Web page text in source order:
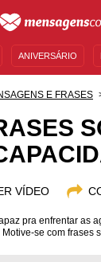
ANIVERSÁRIO
MENSAGENS DE
E FRASES
VÍDEO
pra enfrentar as
Motive-se com frases